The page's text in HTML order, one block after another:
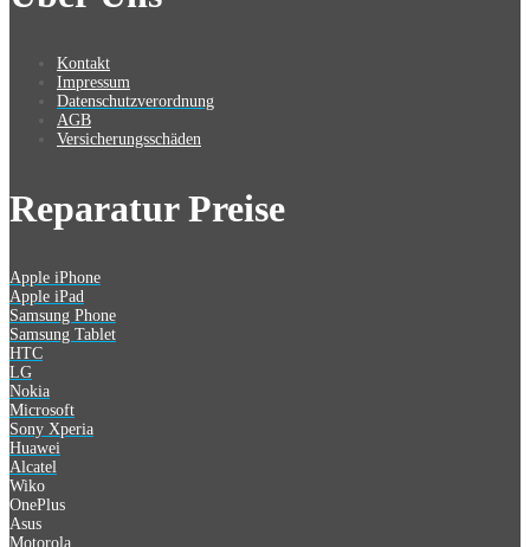
Kontakt
Impressum
Datenschutzverordnung
AGB
Versicherungsschäden
Reparatur Preise
Apple iPhone
Apple iPad
Samsung Phone
Samsung Tablet
HTC
LG
Nokia
Microsoft
Sony Xperia
Huawei
Alcatel
Wiko
OnePlus
Asus
Motorola